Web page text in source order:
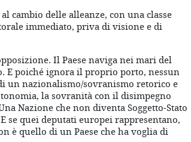
cambio delle alleanze, con una classe
immediato, priva di visione e di
Il Paese naviga nei mari del
E poiché ignora il proprio porto, nessun
un nazionalismo/sovranismo retorico e
la sovranità con il disimpegno
Nazione che non diventa Soggetto-Stato
quei deputati europei rappresentano,
è quello di un Paese che ha voglia di